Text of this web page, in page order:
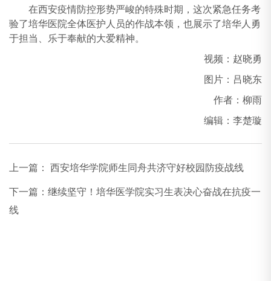
在西安疫情防控形势严峻的特殊时期，这次紧急任务考
验了培华医院全体医护人员的作战本领，也展示了培华人勇
于担当、乐于奉献的大爱精神。
视频：赵晓勇
图片：吕晓东
作者：柳雨
编辑：李楚璇
上一篇： 西安培华学院师生同舟共济守好校园防疫战线
下一篇： 继续坚守！培华医学院实习生表决心奋战在抗疫一
线